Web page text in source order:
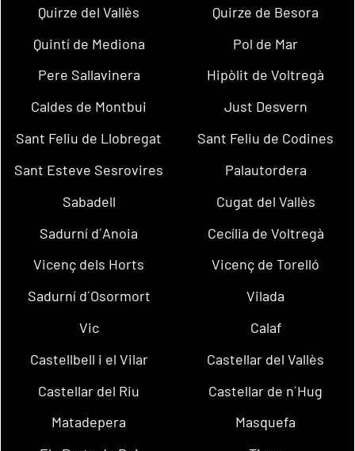
Quirze del Vallès
Quirze de Besora
Quintí de Mediona
Pol de Mar
Pere Sallavinera
Hipòlit de Voltregà
Caldes de Montbui
Just Desvern
Sant Feliu de Llobregat
Sant Feliu de Codines
Sant Esteve Sesrovires
Palautordera
Sabadell
Cugat del Vallès
Sadurní d´Anoia
Cecília de Voltregà
Vicenç dels Horts
Vicenç de Torelló
Sadurní d´Osormort
Vilada
Vic
Calaf
Castellbell i el Vilar
Castellar del Vallès
Castellar del Riu
Castellar de n´Hug
Matadepera
Masquefa